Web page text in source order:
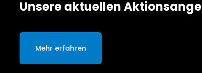
Die Modelle von Subaru
Jetzt entdecken